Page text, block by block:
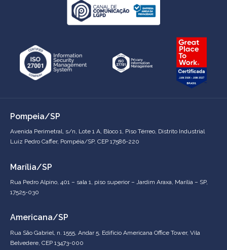
Pompeia/SP
Avenida Perimetral, s/n, Lote 1 A, Bloco 1, Piso Térreo, Distrito Industrial
Luiz Pedro Caffer, Pompéia/SP, CEP 17586-220
Marília/SP
Rua Pedro Alpino, 401 – sala 1, piso superior – Jardim Araxa, Marília – SP,
17525-030
Americana/SP
Rua São Gabriel, n. 1555, Andar 5, Edifício Americana Office Tower, Vila
Belvedere, CEP 13473-000